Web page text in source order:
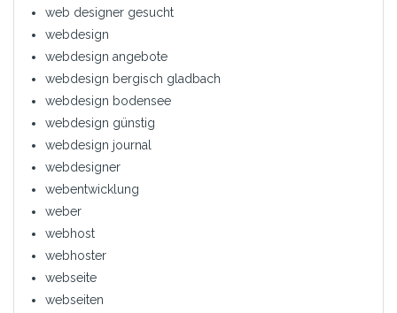
web designer gesucht
webdesign
webdesign angebote
webdesign bergisch gladbach
webdesign bodensee
webdesign günstig
webdesign journal
webdesigner
webentwicklung
weber
webhost
webhoster
webseite
webseiten